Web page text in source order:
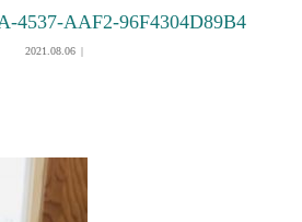
4537-AAF2-96F4304D89B4
2021.08.06